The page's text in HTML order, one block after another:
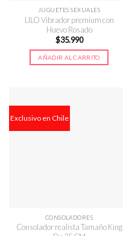
JUGUETES SEXUALES
LILO Vibrador premium con
Huevo Rosado
$35.990
AÑADIR AL CARRITO
Exclusivo en Chile
CONSOLADORES
Consolador realista Tamaño King